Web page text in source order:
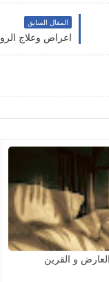
المقال السابق
اعراض وعلاج
و القرين